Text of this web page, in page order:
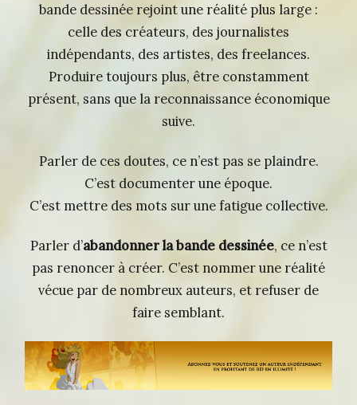
bande dessinée rejoint une réalité plus large :
celle des créateurs, des journalistes
indépendants, des artistes, des freelances.
Produire toujours plus, être constamment
présent, sans que la reconnaissance économique
suive.
Parler de ces doutes, ce n’est pas se plaindre.
C’est documenter une époque.
C’est mettre des mots sur une fatigue collective.
Parler d’abandonner la bande dessinée, ce n’est
pas renoncer à créer. C’est nommer une réalité
vécue par de nombreux auteurs, et refuser de
faire semblant.